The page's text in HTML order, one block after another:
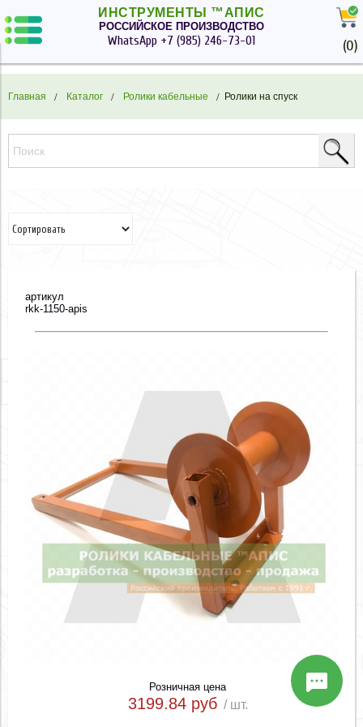
ИНСТРУМЕНТЫ ™АПИС
РОССИЙСКОЕ ПРОИЗВОДСТВО
WhatsApp +7 (985) 246-73-01 (0)
Главная Каталог Ролики кабельные Ролики на спуск
артикул
rkk-1150-apis
Розничная цена
3199.84 руб